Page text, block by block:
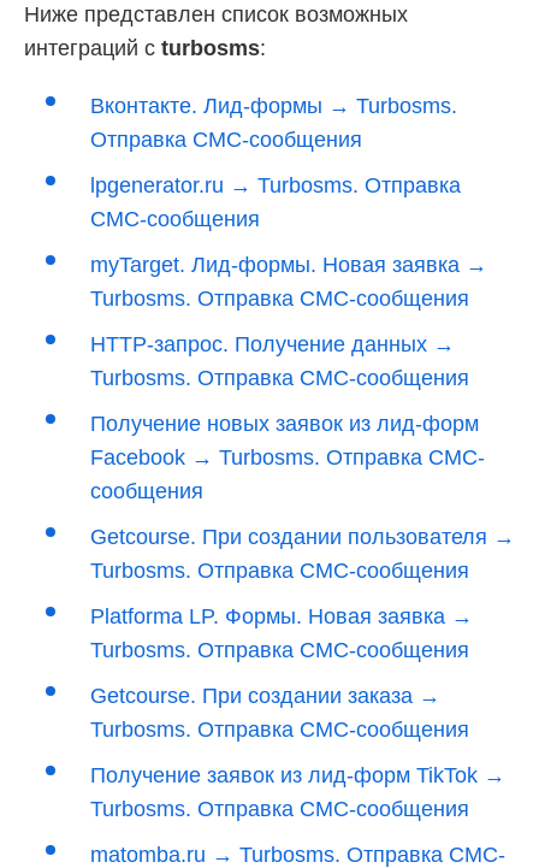
Ниже представлен список возможных
интеграций с turbosms:
Вконтакте. Лид-формы → Turbosms.
Отправка СМС-сообщения
lpgenerator.ru → Turbosms. Отправка
СМС-сообщения
myTarget. Лид-формы. Новая заявка →
Turbosms. Отправка СМС-сообщения
HTTP-запрос. Получение данных →
Turbosms. Отправка СМС-сообщения
Получение новых заявок из лид-форм
Facebook → Turbosms. Отправка СМС-
сообщения
Getcourse. При создании пользователя →
Turbosms. Отправка СМС-сообщения
Platforma LP. Формы. Новая заявка →
Turbosms. Отправка СМС-сообщения
Getcourse. При создании заказа →
Turbosms. Отправка СМС-сообщения
Получение заявок из лид-форм TikTok →
Turbosms. Отправка СМС-сообщения
matomba.ru → Turbosms. Отправка СМС-